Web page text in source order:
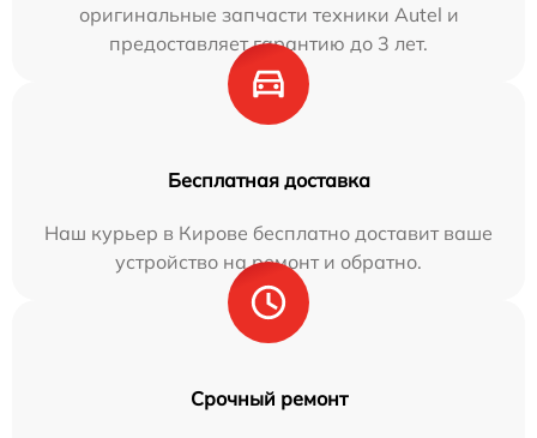
оригинальные запчасти техники Autel и
предоставляет гарантию до 3 лет.
Бесплатная доставка
Наш курьер в Кирове бесплатно доставит ваше
устройство на ремонт и обратно.
Срочный ремонт